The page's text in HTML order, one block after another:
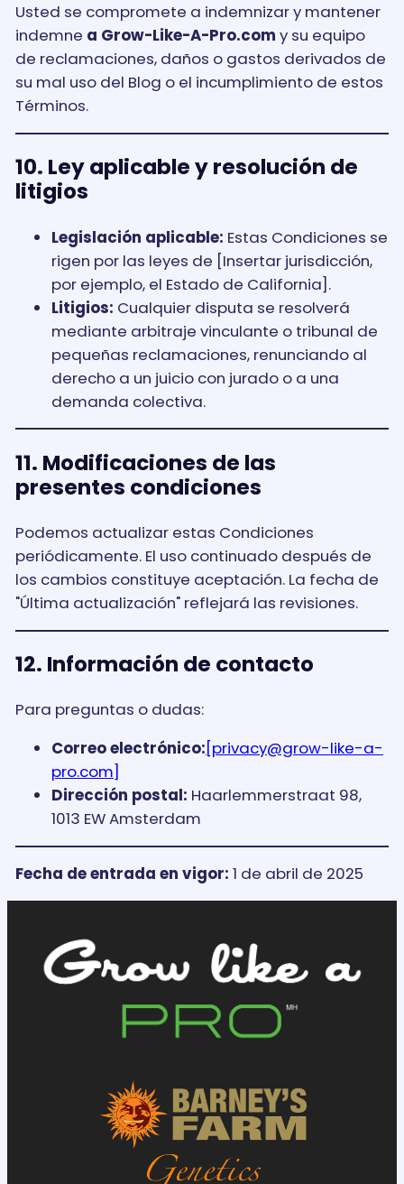
Usted se compromete a indemnizar y mantener
indemne a Grow-Like-A-Pro.com y su equipo
de reclamaciones, daños o gastos derivados de
su mal uso del Blog o el incumplimiento de estos
Términos.
10. Ley aplicable y resolución de
litigios
Legislación aplicable: Estas Condiciones se
rigen por las leyes de [Insertar jurisdicción,
por ejemplo, el Estado de California].
Litigios: Cualquier disputa se resolverá
mediante arbitraje vinculante o tribunal de
pequeñas reclamaciones, renunciando al
derecho a un juicio con jurado o a una
demanda colectiva.
11. Modificaciones de las
presentes condiciones
Podemos actualizar estas Condiciones
periódicamente. El uso continuado después de
los cambios constituye aceptación. La fecha de
"Última actualización" reflejará las revisiones.
12. Información de contacto
Para preguntas o dudas:
Correo electrónico:[privacy@grow-like-a-
pro.com]
Dirección postal: Haarlemmerstraat 98,
1013 EW Amsterdam
Fecha de entrada en vigor: 1 de abril de 2025